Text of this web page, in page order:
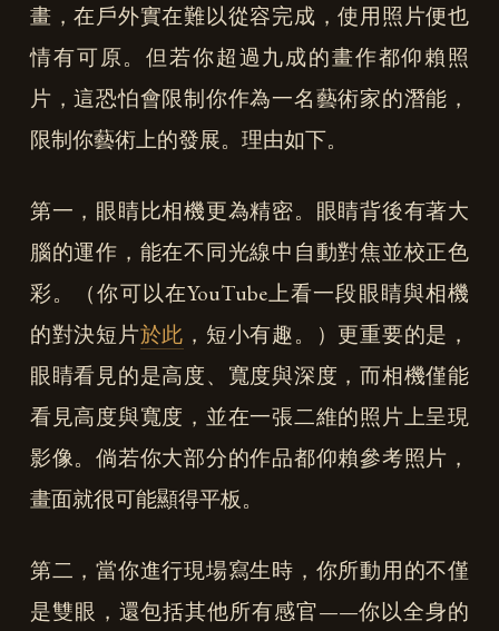
畫，在戶外實在難以從容完成，使用照片便也
情有可原。但若你超過九成的畫作都仰賴照
片，這恐怕會限制你作為一名藝術家的潛能，
限制你藝術上的發展。理由如下。
第一，眼睛比相機更為精密。眼睛背後有著大
腦的運作，能在不同光線中自動對焦並校正色
彩。（你可以在YouTube上看一段眼睛與相機
的對決短片於此 ，短小有趣。）更重要的是，
眼睛看見的是高度、寬度與深度，而相機僅能
看見高度與寬度，並在一張二維的照片上呈現
影像。倘若你大部分的作品都仰賴參考照片，
畫面就很可能顯得平板。
第二，當你進行現場寫生時，你所動用的不僅
是雙眼，還包括其他所有感官——你以全身的